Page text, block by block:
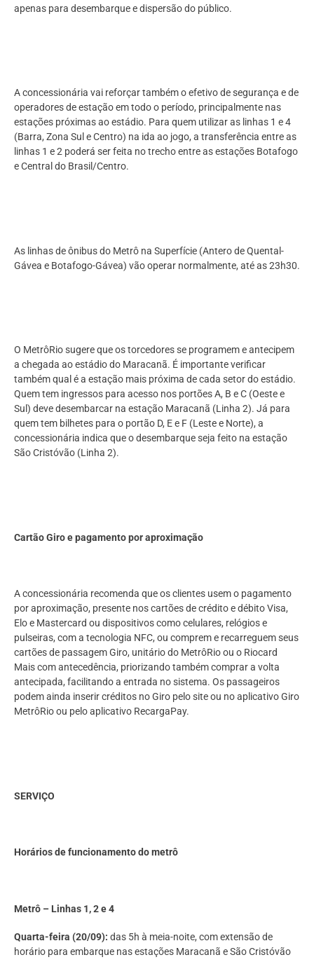
apenas para desembarque e dispersão do público.
A concessionária vai reforçar também o efetivo de segurança e de
operadores de estação em todo o período, principalmente nas
estações próximas ao estádio. Para quem utilizar as linhas 1 e 4
(Barra, Zona Sul e Centro) na ida ao jogo, a transferência entre as
linhas 1 e 2 poderá ser feita no trecho entre as estações Botafogo
e Central do Brasil/Centro.
As linhas de ônibus do Metrô na Superfície (Antero de Quental-
Gávea e Botafogo-Gávea) vão operar normalmente, até as 23h30.
O MetrôRio sugere que os torcedores se programem e antecipem
a chegada ao estádio do Maracanã. É importante verificar
também qual é a estação mais próxima de cada setor do estádio.
Quem tem ingressos para acesso nos portões A, B e C (Oeste e
Sul) deve desembarcar na estação Maracanã (Linha 2). Já para
quem tem bilhetes para o portão D, E e F (Leste e Norte), a
concessionária indica que o desembarque seja feito na estação
São Cristóvão (Linha 2).
Cartão Giro e pagamento por aproximação
A concessionária recomenda que os clientes usem o pagamento
por aproximação, presente nos cartões de crédito e débito Visa,
Elo e Mastercard ou dispositivos como celulares, relógios e
pulseiras, com a tecnologia NFC, ou comprem e recarreguem seus
cartões de passagem Giro, unitário do MetrôRio ou o Riocard
Mais com antecedência, priorizando também comprar a volta
antecipada, facilitando a entrada no sistema. Os passageiros
podem ainda inserir créditos no Giro pelo site ou no aplicativo Giro
MetrôRio ou pelo aplicativo RecargaPay.
SERVIÇO
Horários de funcionamento do metrô
Metrô – Linhas 1, 2 e 4
Quarta-feira (20/09): das 5h à meia-noite, com extensão de
horário para embarque nas estações Maracanã e São Cristóvão